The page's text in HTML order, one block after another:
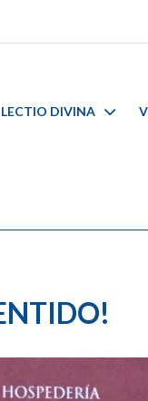
LECTIO DIVINA